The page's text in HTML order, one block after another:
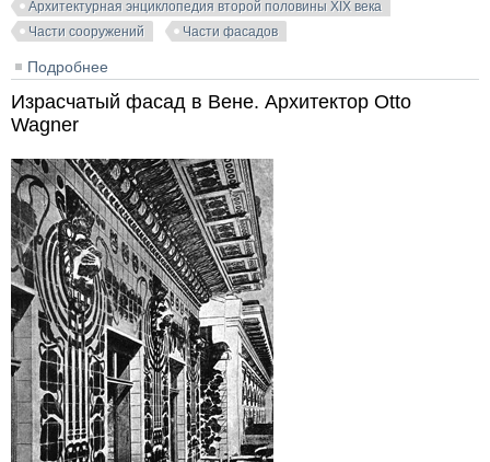
Архитектурная энциклопедия второй половины XIX века
Части сооружений
Части фасадов
Подробнее
Архитектор Otto Wagner
Израсчатый фасад в Вене. Архитектор Otto
Wagner